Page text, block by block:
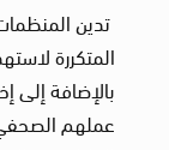
تدين
المتكررة
بالإضافة
عملهم